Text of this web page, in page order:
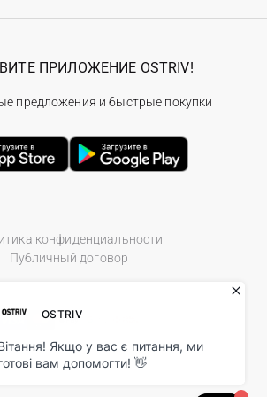
конфиденциальности
Публичный договор
Store. All Rights Reserved.
ПРИЛОЖЕНИЕ OSTRIV!
предложения и быстрые покупки